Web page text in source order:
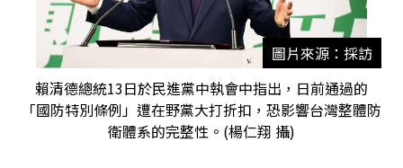
圖片來源：採訪
賴清德總統13日於民進黨中執會中指出，日前通過的
「國防特別條例」遭在野黨大打折扣，恐影響台灣整體防
衛體系的完整性。(楊仁翔 攝)